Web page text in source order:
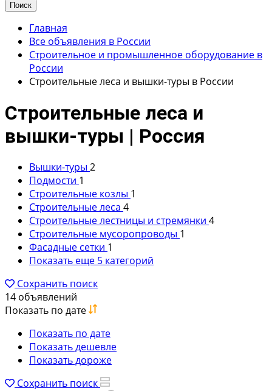
Поиск
Главная
Все объявления в России
Строительное и промышленное оборудование в
России
Строительные леса и вышки-туры в России
Строительные леса и
вышки-туры | Россия
Вышки-туры 2
Подмости 1
Строительные козлы 1
Строительные леса 4
Строительные лестницы и стремянки 4
Строительные мусоропроводы 1
Фасадные сетки 1
Показать еще 5 категорий
Сохранить поиск
14 объявлений
Показать по дате
Показать по дате
Показать дешевле
Показать дороже
Сохранить поиск